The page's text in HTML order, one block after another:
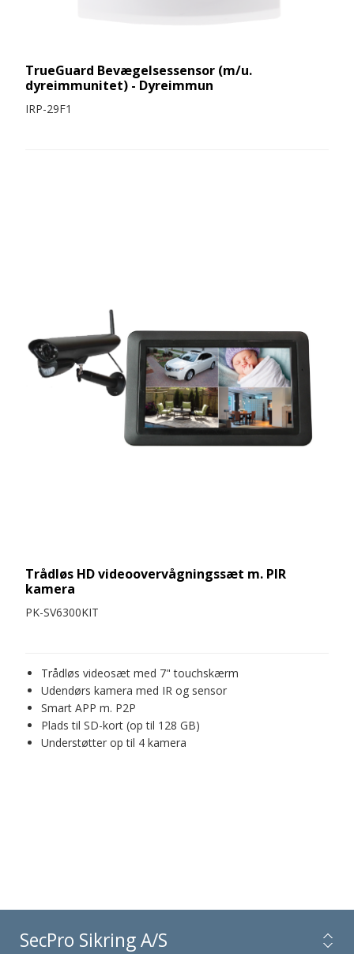
TrueGuard Bevægelsessensor (m/u.
dyreimmunitet) - Dyreimmun
IRP-29F1
Trådløs HD videoovervågningssæt m. PIR
kamera
PK-SV6300KIT
Trådløs videosæt med 7" touchskærm
Udendørs kamera med IR og sensor
Smart APP m. P2P
Plads til SD-kort (op til 128 GB)
Understøtter op til 4 kamera
SecPro Sikring A/S